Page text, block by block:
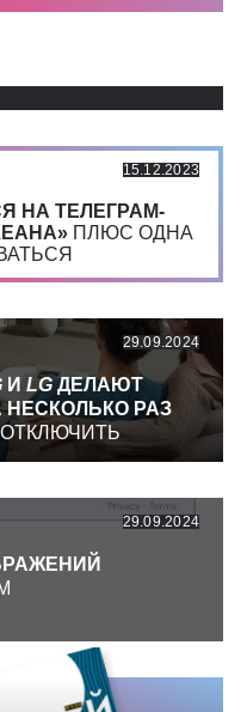
15.12.2023
НА ТЕЛЕГРАМ-
ПЛЮС ОДНА
29.09.2024
И LGДЕЛАЮТ
РАЗ
29.09.2024